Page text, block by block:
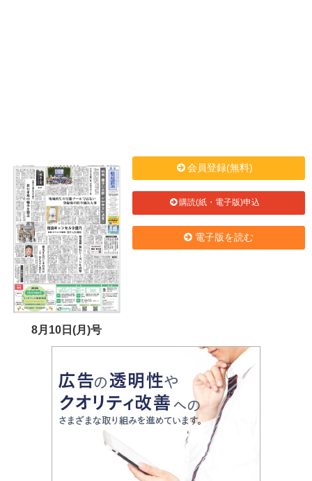
8月10日(月)号
会員登録(無料)
購読(紙・電子版)申込
電子版を読む